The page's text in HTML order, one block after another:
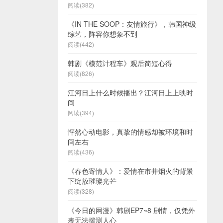
阅读(382)
《IN THE SOOP：友情旅行》，韩国神级
综艺，阵容你想象不到
阅读(442)
韩剧《模范计程车》观后简短心得
阅读(826)
江河日上什么时候播出？江河日上上映时
间
阅读(394)
怦然心动电影，真挚的情感却被环境和时
间左右
阅读(436)
《春色寄情人》：爱情在市井烟火的背景
下绽放璀璨光芒
阅读(328)
《今日的网漫》韩剧EP7~8 剧情，仅凭外
表无法揣测人心